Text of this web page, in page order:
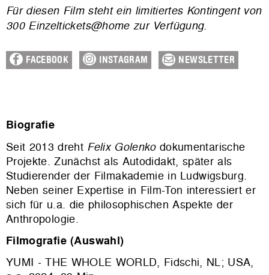
Für diesen Film steht ein limitiertes Kontingent von
300 Einzeltickets@home zur Verfügung.
FACEBOOK INSTAGRAM NEWSLETTER
Biografie
Seit 2013 dreht Felix Golenkodokumentarische
Projekte. Zunächst als Autodidakt, später als
Studierender der Filmakademie in Ludwigsburg.
Neben seiner Expertise in Film-Ton interessiert er
sich für u.a. die philosophischen Aspekte der
Anthropologie.
Filmografie (Auswahl)
YUMI - THE WHOLE WORLD, Fidschi, NL; USA,